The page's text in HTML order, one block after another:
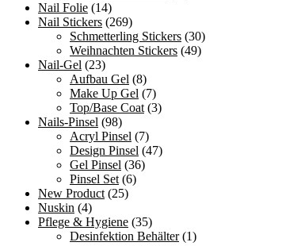
Nail Folie (14)
Nail Stickers (269)
Schmetterling Stickers (30)
Weihnachten Stickers (49)
Nail-Gel (23)
Aufbau Gel (8)
Make Up Gel (7)
Top/Base Coat (3)
Nails-Pinsel (98)
Acryl Pinsel (7)
Design Pinsel (47)
Gel Pinsel (36)
Pinsel Set (6)
New Product (25)
Nuskin (4)
Pflege & Hygiene (35)
Desinfektion Behälter (1)